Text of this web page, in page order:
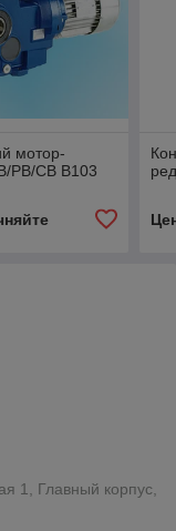
мотор-
РВ/СВ B103
1, Главный корпус,